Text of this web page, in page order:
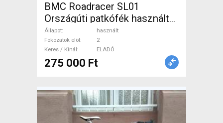
BMC Roadracer SL01
Országúti patkófék használt
ELADÓ
Állapot
használt
Fokozatok elöl
2
Keres / Kínál
ELADÓ
275 000 Ft